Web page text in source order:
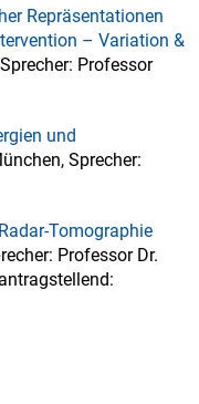
Repräsentationen
– Variation &
Professor
und
Link) Sprecher:
Tomographie
Professor Dr.